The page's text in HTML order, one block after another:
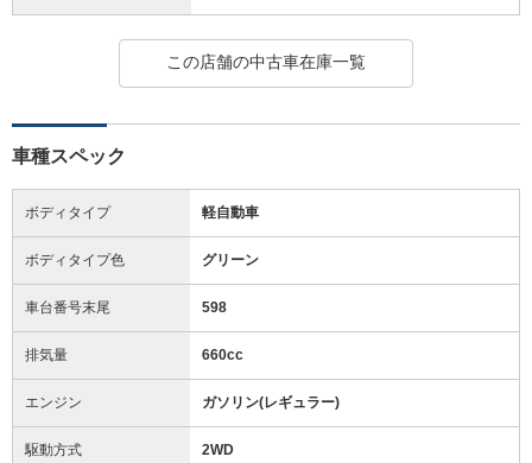
この店舗の中古車在庫一覧
車種スペック
ボディタイプ 軽自動車
ボディタイプ色 グリーン
車台番号末尾 598
排気量 660cc
エンジン ガソリン(レギュラー)
駆動方式 2WD